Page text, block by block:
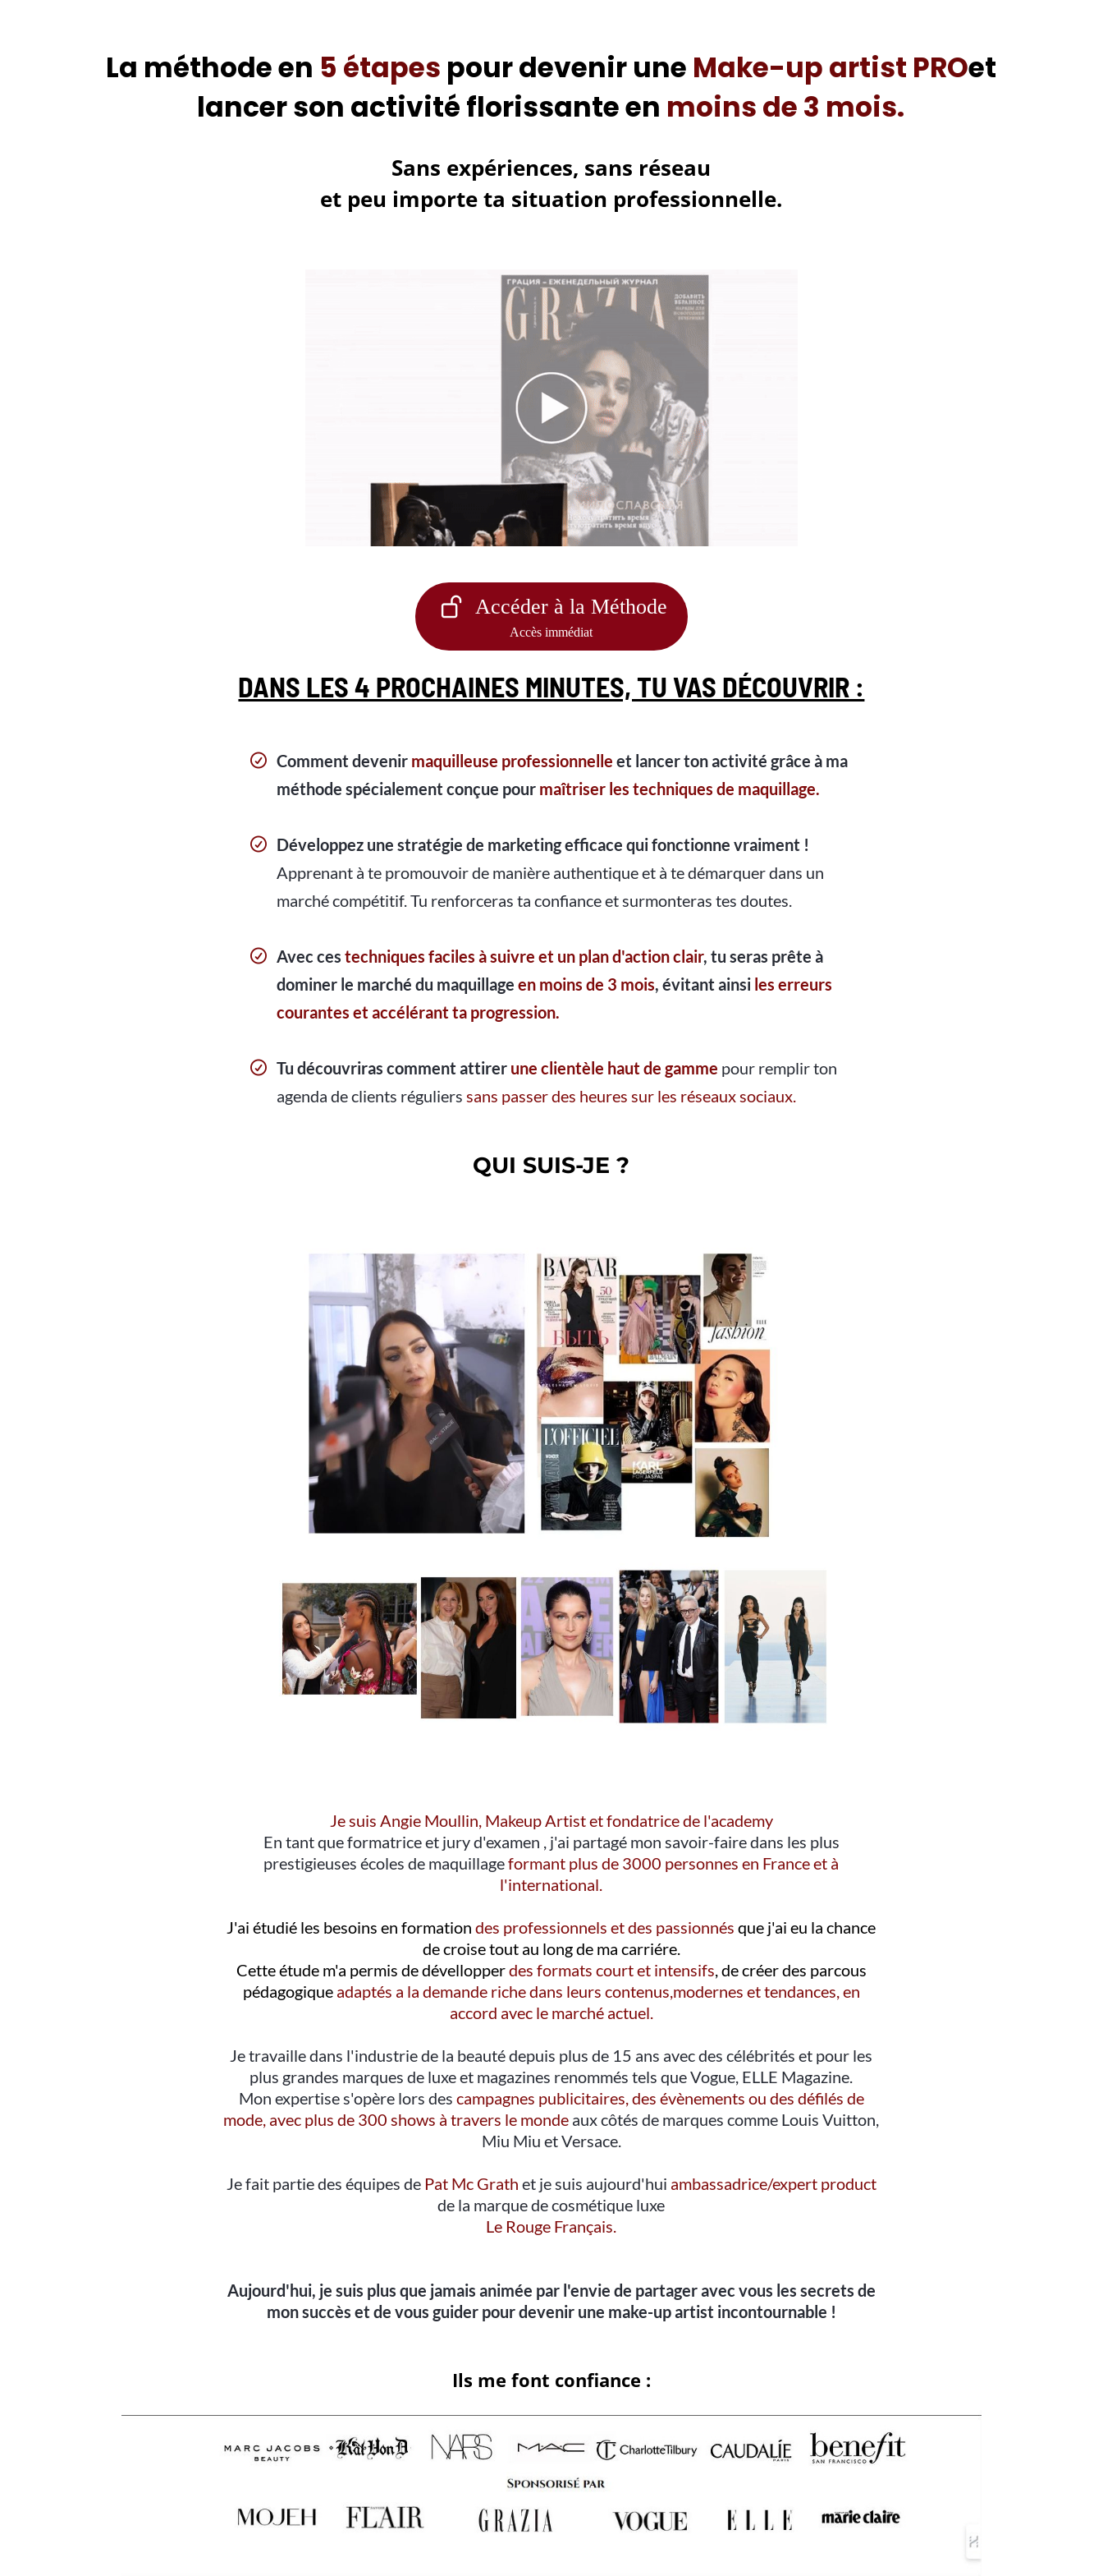
La méthode en 5 étapes pour devenir une Make-up artist PROet
lancer son activité florissante en moins de 3 mois.
Sans expériences, sans réseau
et peu importe ta situation professionnelle.
Accéder à la Méthode
Accès immédiat
DANS LES 4 PROCHAINES MINUTES, TU VAS DÉCOUVRIR :
Comment devenir maquilleuse professionnelleet lancer ton activité grâce à ma
méthode spécialement conçue pour maîtriser les techniques de maquillage.
Développez une stratégie de marketing efficace qui fonctionne vraiment !
Apprenant à te promouvoir de manière authentique et à te démarquer dans un
marché compétitif. Tu renforceras ta confiance et surmonteras tes doutes.
Avec cestechniques faciles à suivre et un plan d'action clair, tu seras prête à
dominer le marché du maquillageen moins de 3 mois, évitant ainsi les erreurs
courantes et accélérant ta progression.
Tu découvriras comment attirer une clientèle haut de gamme pour remplir ton
agenda de clients régulierssans passer des heures sur les réseaux sociaux.
QUI SUIS-JE ?
Je suis Angie Moullin, Makeup Artist et fondatrice de l'academy
En tant que formatrice et jury d'examen , j'ai partagé mon savoir-faire dans les plus
prestigieuses écoles de maquillageformant plus de 3000 personnes en France et à
l'international.
J'ai étudié les besoins en formationdes professionnels et des passionnésque j'ai eu la chance
de croise tout au long de ma carriére.
Cette étude m'a permis de dévellopperdes formats court et intensifs, de créer des parcous
pédagogique adaptés a la demande riche dans leurs contenus,modernes et tendances, en
accord avec le marché actuel.
Je travaille dans l'industrie de la beauté depuis plus de 15 ans avec des célébrités et pour les
plus grandes marques de luxe et magazines renommés tels que Vogue, ELLE Magazine.
Mon expertise s'opère lors des campagnes publicitaires, des évènements ou des défilés de
mode, avec plus de 300 shows à travers le monde aux côtés de marques comme Louis Vuitton,
Miu Miu et Versace.
Je fait partie des équipes de Pat Mc Grath et je suis aujourd'hui ambassadrice/expert product
de la marque de cosmétique luxe
Le Rouge Français.
Aujourd'hui, je suis plus que jamais animée par l'envie de partager avec vous les secrets de
mon succès et de vous guider pour devenir une make-up artist incontournable !
Ils me font confiance :